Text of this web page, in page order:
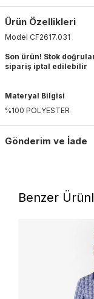
Ürün Özellikleri
Model CF2617.031
Son ürün! Stok
sipariş iptal edilebilir
Materyal Bilgisi
%100 POLYESTER
Gönderim ve İade
Benzer